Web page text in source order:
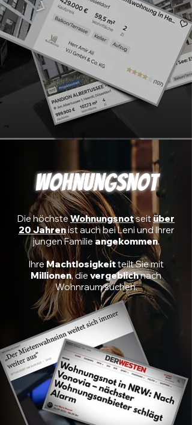
Wohnungsnot
Die höchsteWohnungsnotseitüber
20 Jahrenist auch bei Leni und Ihrer
jungen Familie angekommen.
IhreMachtlosigkeitteilt Sie mit
Millionen, die vergeblichnach
Wohnraum suchen.